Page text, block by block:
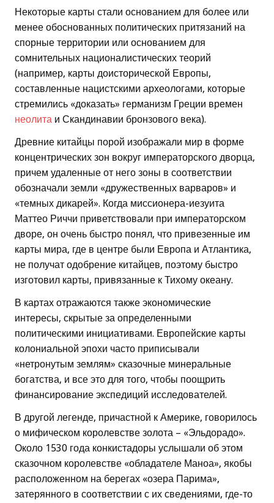
Некоторые карты стали основанием для более или
менее обоснованных политических притязаний на
спорные территории или основанием для
сомнительных националистических теорий
(например, карты доисторической Европы,
составленные нацистскими археологами, которые
стремились «доказать» германизм Греции времен
неолита и Скандинавии бронзового века).
Древние китайцы порой изображали мир в форме
концентрических зон вокруг императорского дворца,
причем удаленные от него зоны в соответствии
обозначали земли «дружественных варваров» и
«темных дикарей». Когда миссионера-иезуита
Маттео Риччи приветствовали при императорском
дворе, он очень быстро понял, что привезенные им
карты мира, где в центре были Европа и Атлантика,
не получат одобрение китайцев, поэтому быстро
изготовил карты, привязанные к Тихому океану.
В картах отражаются также экономические
интересы, скрытые за определенными
политическими инициативами. Европейские карты
колониальной эпохи часто приписывали
«нетронутым землям» сказочные минеральные
богатства, и все это для того, чтобы поощрить
финансирование экспедиций исследователей.
В другой легенде, причастной к Америке, говорилось
о мифическом королевстве золота – «Эльдорадо».
Около 1530 года конкистадоры услышали об этом
сказочном королевстве «обладателе Маноа», якобы
расположенном на берегах «озера Парима»,
затерянного в соответствии с их сведениями, где-то